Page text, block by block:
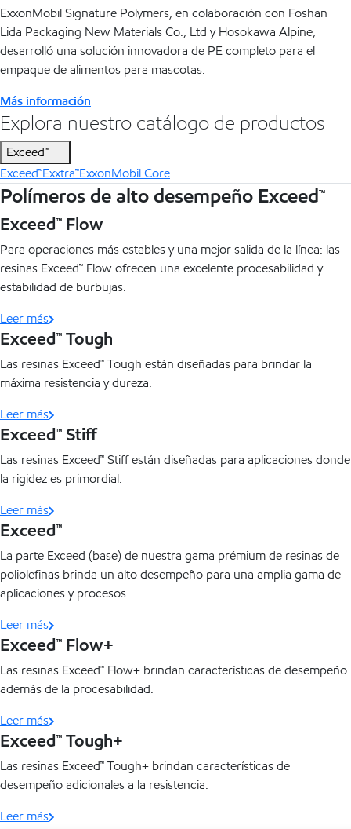
ExxonMobil Signature Polymers, en colaboración con Foshan
Lida Packaging New Materials Co., Ltd y Hosokawa Alpine,
desarrolló una solución innovadora de PE completo para el
empaque de alimentos para mascotas.
Más información
Explora nuestro catálogo de productos
Exceed™
Exceed™Exxtra™ExxonMobil Core
Polímeros de alto desempeño Exceed™
Exceed™ Flow
Para operaciones más estables y una mejor salida de la línea: las
resinas Exceed™ Flow ofrecen una excelente procesabilidad y
estabilidad de burbujas.
Leer más
Exceed™ Tough
Las resinas Exceed™ Tough están diseñadas para brindar la
máxima resistencia y dureza.
Leer más
Exceed™ Stiff
Las resinas Exceed™ Stiff están diseñadas para aplicaciones donde
la rigidez es primordial.
Leer más
Exceed™
La parte Exceed (base) de nuestra gama prémium de resinas de
poliolefinas brinda un alto desempeño para una amplia gama de
aplicaciones y procesos.
Leer más
Exceed™ Flow+
Las resinas Exceed™ Flow+ brindan características de desempeño
además de la procesabilidad.
Leer más
Exceed™ Tough+
Las resinas Exceed™ Tough+ brindan características de
desempeño adicionales a la resistencia.
Leer más